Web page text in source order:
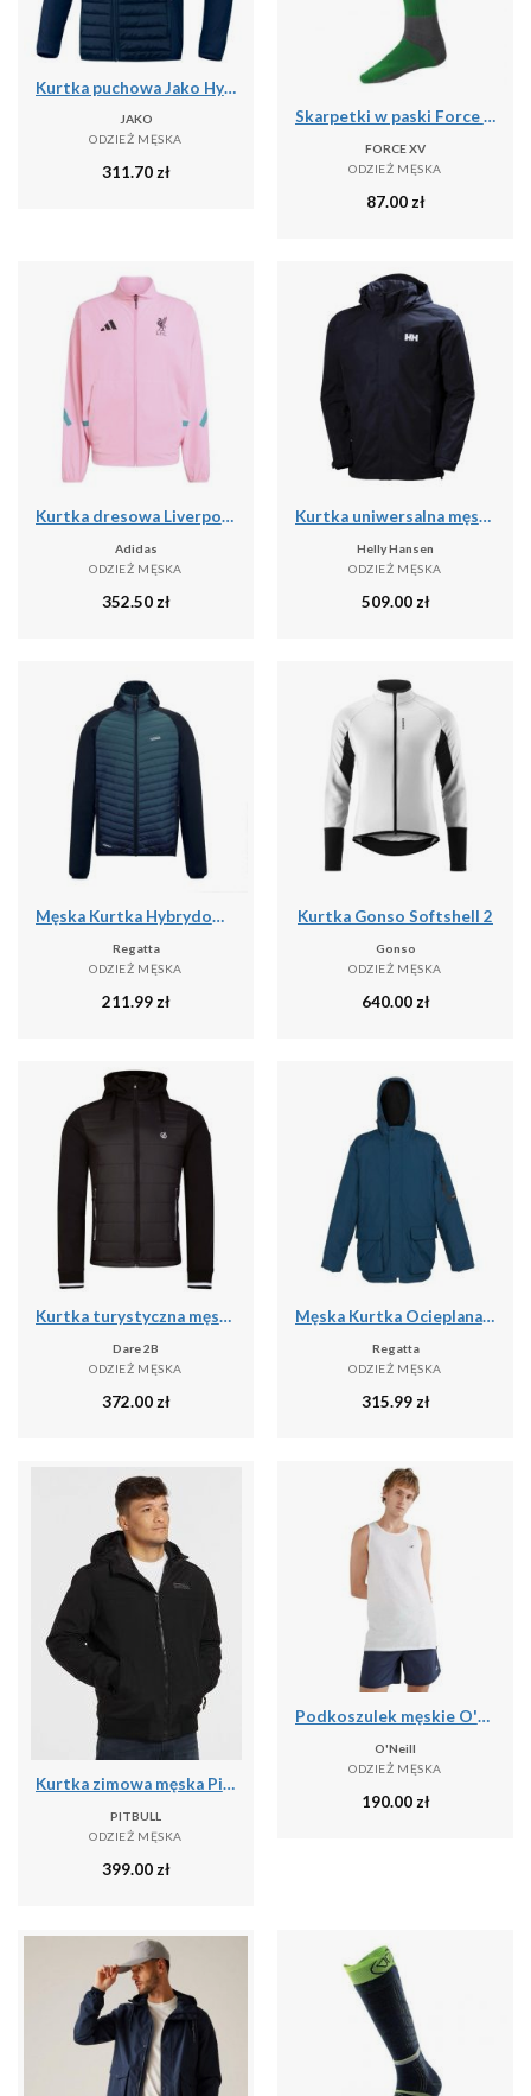
Kurtka puchowa Jako Hybride Corporate
JAKO
ODZIEŻ MĘSKA
311.70zł
Skarpetki w paski Force XV
FORCE XV
ODZIEŻ MĘSKA
87.00 zł
Kurtka dresowa Liverpool FC ZN.E. 2025/26
Adidas
ODZIEŻ MĘSKA
352.50 zł
Kurtka uniwersalna męska Helly Hansen Dubliner Jacket
Helly Hansen
ODZIEŻ MĘSKA
509.00 zł
Męska Kurtka Hybrydowa Andreson
Regatta
ODZIEŻ MĘSKA
211.99 zł
Kurtka Gonso Softshell 2
Gonso
ODZIEŻ MĘSKA
640.00 zł
Kurtka turystyczna męska Dare2b Shield softshell
Dare 2B
ODZIEŻ MĘSKA
372.00 zł
Męska Kurtka Ocieplana Volter
Regatta
ODZIEŻ MĘSKA
315.99 zł
Kurtka zimowa męska Pitbull z kapturem Balboa II
PITBULL
ODZIEŻ MĘSKA
399.00 zł
Podkoszulek męskie O'Neill Jack's Base Tanktop
O'Neill
ODZIEŻ MĘSKA
190.00 zł